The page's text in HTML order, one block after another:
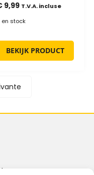
9,99 T.V.A. incluse
en stock
BEKIJK PRODUCT